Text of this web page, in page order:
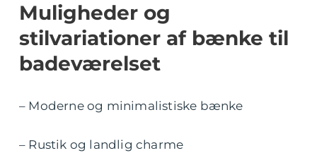
Muligheder og
stilvariationer af bænke til
badeværelset
– Moderne og minimalistiske bænke
– Rustik og landlig charme